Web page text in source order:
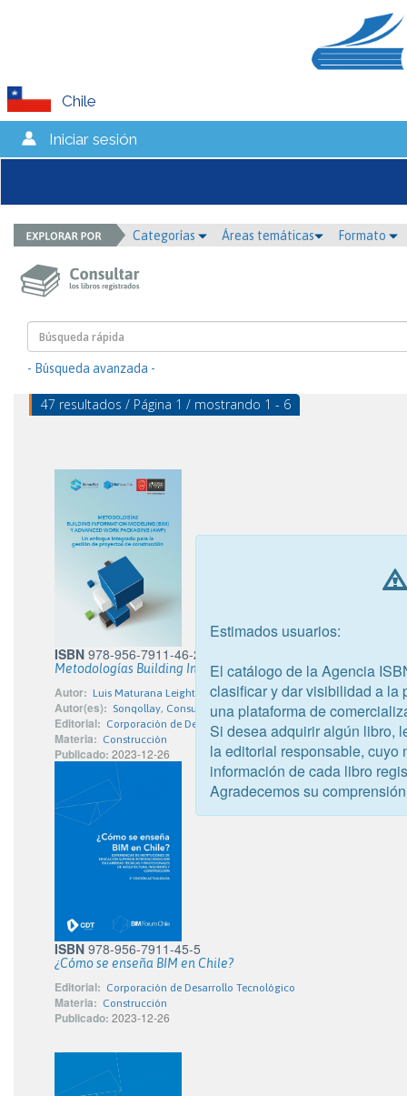
Chile
Iniciar sesión
Categorías Áreas temáticas Formato
- Búsqueda avanzada -
47 resultados / Página 1 / mostrando 1 - 6
ISBN 978-956-7911-46-2
Metodologías Building Information Modeling (BIM) y
Autor: Luis Maturana Leighton y Katy Vasquez Venegas
Autor(es): Sonqollay, Consultora; Universidad Autónoma de Chile
Editorial: Corporación de Desarrollo Tecnológico
Materia: Construcción
Publicado: 2023-12-26
ISBN 978-956-7911-45-5
¿Cómo se enseña BIM en Chile?
Editorial: Corporación de Desarrollo Tecnológico
Materia: Construcción
Publicado: 2023-12-26
Estimados usuarios:
El catálogo de la Agencia
clasificar y dar visibilidad a la
una plataforma de
Si desea adquirir algún libro,
la editorial responsable, cuyo
información de cada libro
Agradecemos su